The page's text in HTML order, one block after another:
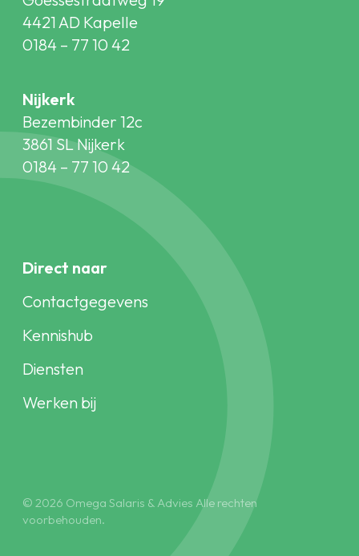
4421 AD Kapelle
0184 – 77 10 42
Nijkerk
Bezembinder 12c
3861 SL Nijkerk
0184 – 77 10 42
Direct naar
Contactgegevens
Kennishub
Diensten
Werken bij
© 2026 Omega Salaris & Advies Alle rechten
voorbehouden.